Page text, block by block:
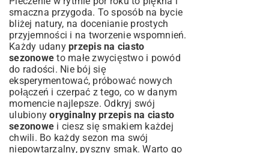
smaczna przygoda. To sposób na bycie
bliżej natury, na docenianie prostych
przyjemności i na tworzenie wspomnień.
Każdy udany przepis na ciasto
sezonowe to małe zwycięstwo i powód
do radości. Nie bój się
eksperymentować, próbować nowych
połączeń i czerpać z tego, co w danym
momencie najlepsze. Odkryj swój
ulubionyoryginalny przepis na ciasto
sezonowe i ciesz się smakiem każdej
chwili. Bo każdy sezon ma swój
niepowtarzalny, pyszny smak. Warto go